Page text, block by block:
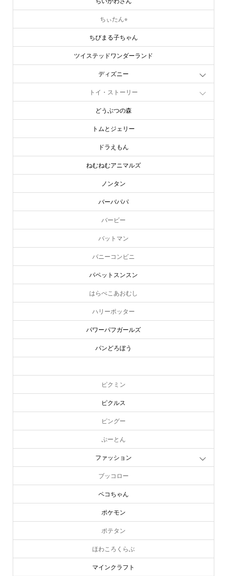
ちぃたん⭐︎
ちびまる子ちゃん
ツイステッドワンダーランド
ディズニー
トイ・ストーリー
どうぶつの森
トムとジェリー
ドラえもん
ねむねむアニマルズ
ノンタン
バーバパパ
バービー
バットマン
バニーコンビニ
パペットスンスン
はらぺこあおむし
ハリーポッター
パワーパフガールズ
パンどろぼう
ピクミン
ピクルス
ピングー
ぷーとん
ファッション
ブッコロー
ペコちゃん
ポケモン
ポテタン
ほわころくらぶ
マインクラフト